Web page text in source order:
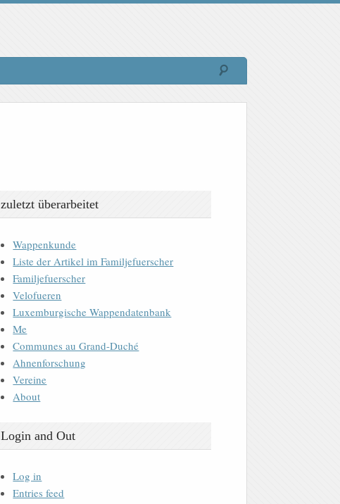
zuletzt überarbeitet
Wappenkunde
Liste der Artikel im Familjefuerscher
Familjefuerscher
Velofueren
Luxemburgische Wappendatenbank
Me
Communes au Grand-Duché
Ahnenforschung
Vereine
About
Login and Out
Log in
Entries feed